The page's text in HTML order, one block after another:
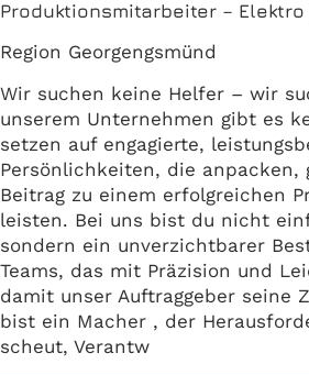
Produktionsmitarbeiter – Elektro
Region Georgengsmünd
Wir suchen keine Helfer – wir
unserem Unternehmen gibt es
setzen auf engagierte,
Persönlichkeiten, die anpacken,
Beitrag zu einem erfolgreichen
leisten. Bei uns bist du nicht
sondern ein unverzichtbarer
Teams, das mit Präzision und
damit unser Auftraggeber seine
bist ein Macher , der
scheut, Verantw